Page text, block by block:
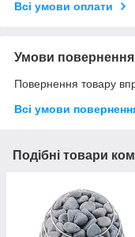
Всі умови оплати
Умови повернення
Повернення товару
Всі умови
Подібні товари